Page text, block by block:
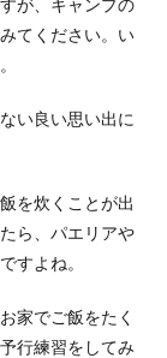
が、キャンプの
てください。い
い良い思い出に
を炊くことが出
ら、パエリアや
すよね。
家でご飯をたく
行練習をしてみ